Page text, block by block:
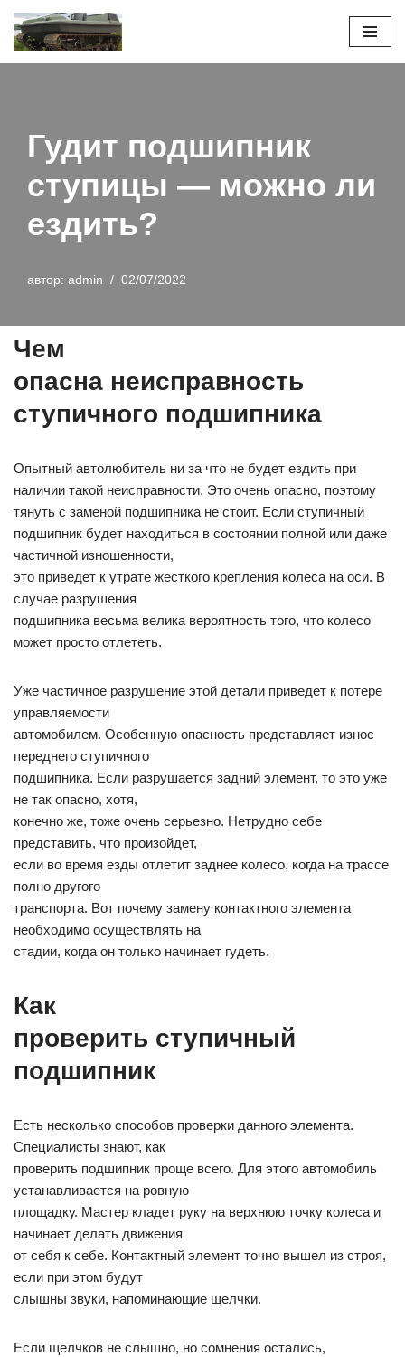
Перейти
Гудит подшипник
ступицы — можно ли
ездить?
автор: admin 02/07/2022
Чем
опасна неисправность
ступичного подшипника
Опытный автолюбитель ни за что не будет ездить при
наличии такой неисправности. Это очень опасно, поэтому
тянуть с заменой подшипника не стоит. Если ступичный
подшипник будет находиться в состоянии полной или даже
частичной изношенности,
это приведет к утрате жесткого крепления колеса на оси. В
случае разрушения
подшипника весьма велика вероятность того, что колесо
может просто отлететь.
Уже частичное разрушение этой детали приведет к потере
управляемости
автомобилем. Особенную опасность представляет износ
переднего ступичного
подшипника. Если разрушается задний элемент, то это уже
не так опасно, хотя,
конечно же, тоже очень серьезно. Нетрудно себе
представить, что произойдет,
если во время езды отлетит заднее колесо, когда на трассе
полно другого
транспорта. Вот почему замену контактного элемента
необходимо осуществлять на
стадии, когда он только начинает гудеть.
Как
проверить ступичный
подшипник
Есть несколько способов проверки данного элемента.
Специалисты знают, как
проверить подшипник проще всего. Для этого автомобиль
устанавливается на ровную
площадку. Мастер кладет руку на верхнюю точку колеса и
начинает делать движения
от себя к себе. Контактный элемент точно вышел из строя,
если при этом будут
слышны звуки, напоминающие щелчки.
Если щелчков не слышно, но сомнения остались,